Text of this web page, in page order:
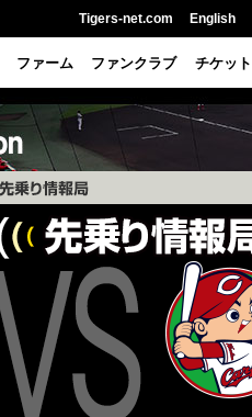
Tigers-net.com English
ファーム ファンクラブ チケット